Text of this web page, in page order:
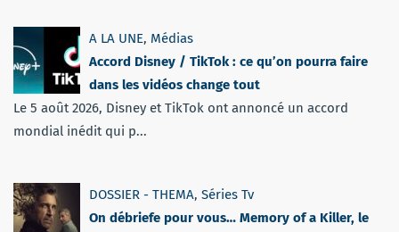
A LA UNE, Médias
Accord Disney / TikTok : ce qu’on pourra faire
dans les vidéos change tout
Le 5 août 2026, Disney et TikTok ont annoncé un accord
mondial inédit qui p...
DOSSIER - THEMA, Séries Tv
On débriefe pour vous… Memory of a Killer, le